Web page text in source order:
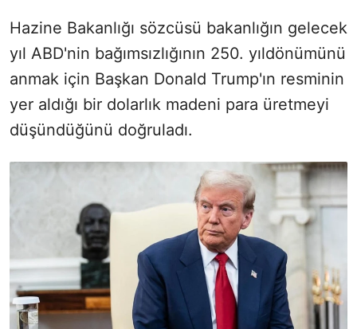
Hazine Bakanlığı sözcüsü bakanlığın gelecek
yıl ABD'nin bağımsızlığının 250. yıldönümünü
anmak için Başkan Donald Trump'ın resminin
yer aldığı bir dolarlık madeni para üretmeyi
düşündüğünü doğruladı.